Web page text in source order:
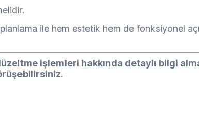
ile hem estetik hem de fonksiyonel
işlemleri hakkında detaylı bilgi